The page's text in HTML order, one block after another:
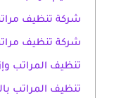
شركة تنظيف
شركة تنظيف
تنظيف المراتب
تنظيف المراتب